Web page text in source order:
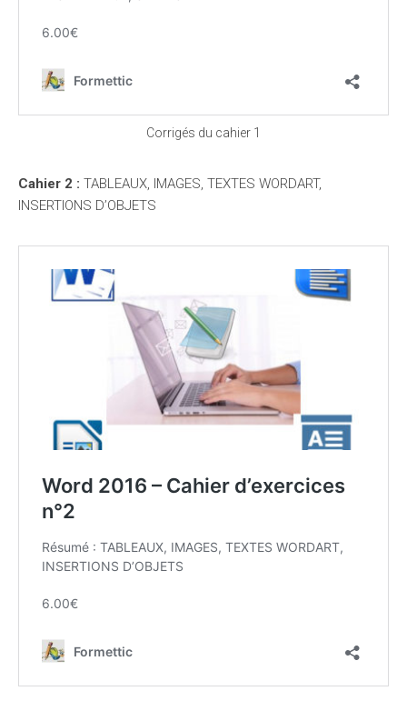
Corrigés du cahier 1
Cahier 2 : TABLEAUX, IMAGES, TEXTES WORDART,
INSERTIONS D’OBJETS